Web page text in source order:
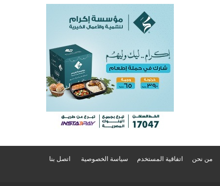
من نحن اتفاقية المستخدم سياسة الخصوصية اتصل بنا